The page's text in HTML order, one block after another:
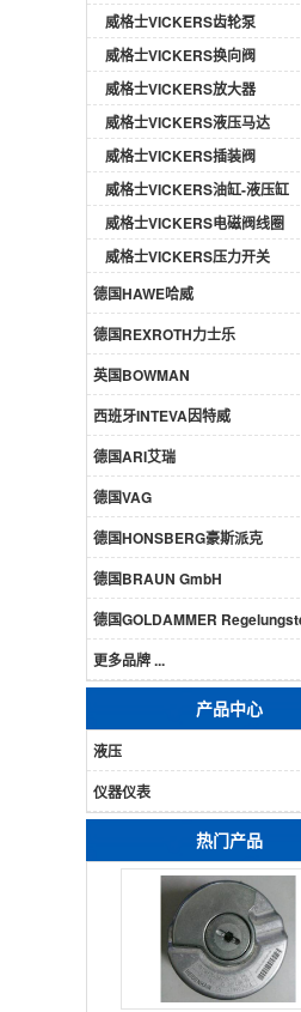
威格士VICKERS齿轮泵
威格士VICKERS换向阀
威格士VICKERS放大器
威格士VICKERS液压马达
威格士VICKERS插装阀
威格士VICKERS油缸-液压缸
威格士VICKERS电磁阀线圈
威格士VICKERS压力开关
德国HAWE哈威
德国REXROTH力士乐
英国BOWMAN
西班牙INTEVA因特威
德国ARI艾瑞
德国VAG
德国HONSBERG豪斯派克
德国BRAUN GmbH
更多品牌 ...
产品中心
液压
仪器仪表
热门产品